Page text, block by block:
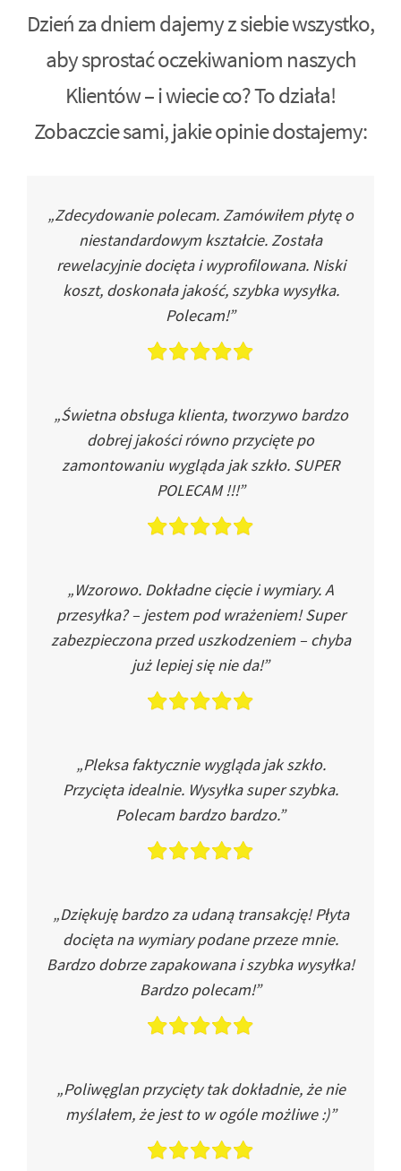
Dzień za dniem dajemy z siebie wszystko,
aby sprostać oczekiwaniom naszych
Klientów – i wiecie co? To działa!
Zobaczcie sami, jakie opinie dostajemy:
„Zdecydowanie polecam. Zamówiłem płytę o
niestandardowym kształcie. Została
rewelacyjnie docięta i wyprofilowana. Niski
koszt, doskonała jakość, szybka wysyłka.
Polecam!”
„Świetna obsługa klienta, tworzywo bardzo
dobrej jakości równo przycięte po
zamontowaniu wygląda jak szkło. SUPER
POLECAM !!!”
„Wzorowo. Dokładne cięcie i wymiary. A
przesyłka? – jestem pod wrażeniem! Super
zabezpieczona przed uszkodzeniem – chyba
już lepiej się nie da!”
„Pleksa faktycznie wygląda jak szkło.
Przycięta idealnie. Wysyłka super szybka.
Polecam bardzo bardzo.”
„Dziękuję bardzo za udaną transakcję! Płyta
docięta na wymiary podane przeze mnie.
Bardzo dobrze zapakowana i szybka wysyłka!
Bardzo polecam!”
„Poliwęglan przycięty tak dokładnie, że nie
myślałem, że jest to w ogóle możliwe :)”